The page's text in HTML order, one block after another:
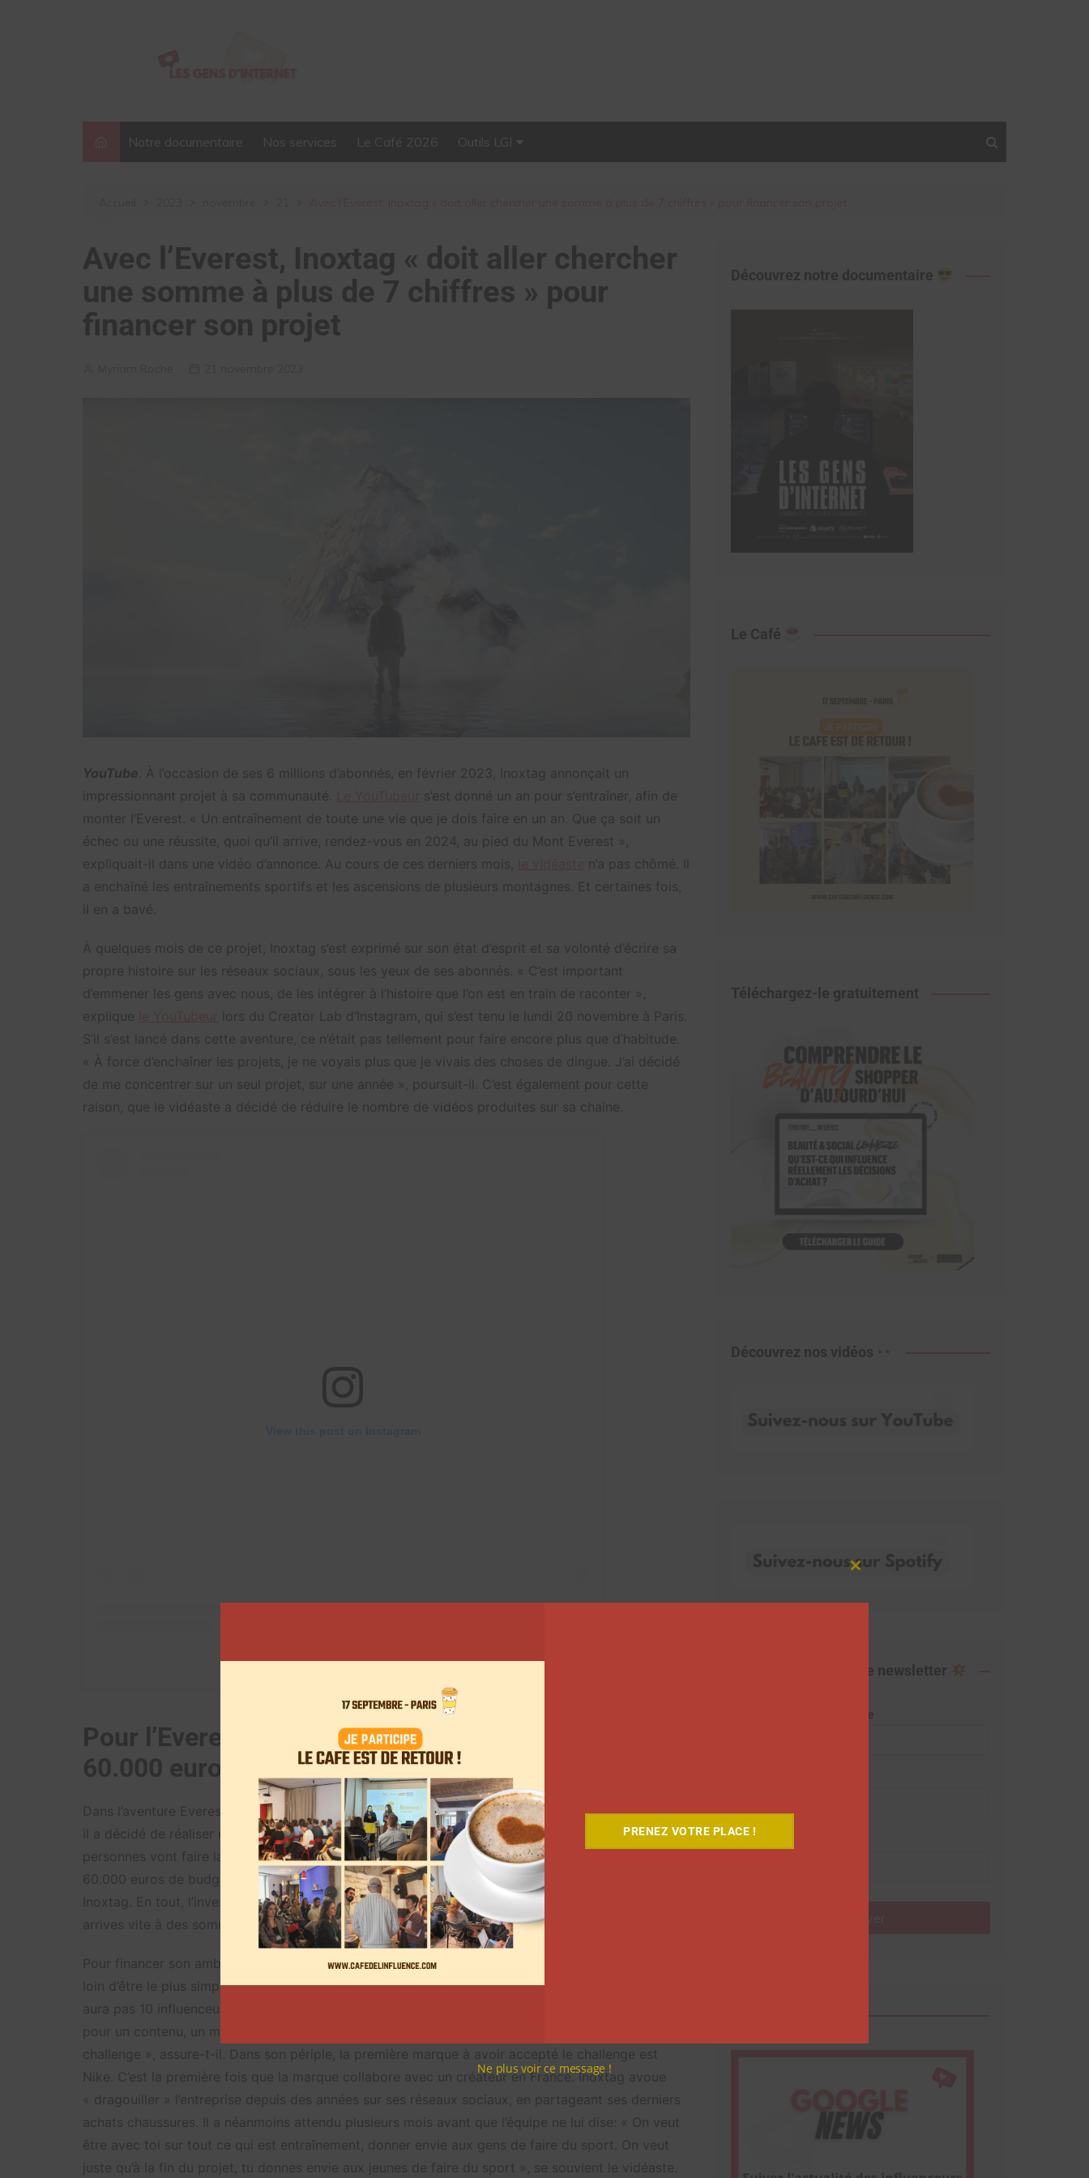
Notre documentaire Nos services Le Café 2026 Outils LGI
Avec l’Everest, Inoxtag « doit aller chercher
une somme à plus de 7 chiffres » pour
financer son projet
YouTube . À l’occasion de ses 6 millions d’abonnés, en février 2023, Inoxtag annonçait un
impressionnant projet à sa communauté.
s’est donné un an pour s’entraîner, afin de
monter l’Everest. « Un entraînement de toute une vie que je dois faire en un an. Que ça soit un
échec ou une réussite, quoi qu’il arrive, rendez-vous en 2024, au pied du Mont Everest »,
expliquait-il dans une vidéo d’annonce. Au cours de ces derniers mois,
n’a pas chômé. Il
a enchaîné les entraînements sportifs et les ascensions de plusieurs montagnes. Et certaines fois,
il en a bavé.
À quelques mois de ce projet, Inoxtag s’est exprimé sur son état d’esprit et sa volonté d’écrire sa
propre histoire sur les réseaux sociaux, sous les yeux de ses abonnés. « C’est important
d’emmener les gens avec nous, de les intégrer à l’histoire que l’on est en train de raconter »,
explique
lors du Creator Lab d’Instagram, qui s’est tenu le lundi 20 novembre à Paris.
S’il s’est lancé dans cette aventure, ce n’était pas tellement pour faire encore plus que d’habitude.
« À force d’enchaîner les projets, je ne voyais plus que je vivais des choses de dingue. J’ai décidé
de me concentrer sur un seul projet, sur une année », poursuit-il. C’est également pour cette
raison, que le vidéaste a décidé de réduire le nombre de vidéos produites sur sa chaîne.
A post shared by Inoxtag (@inoxtag)
Pour l’Everest, il faut compter entre « 50.000 et
60.000 euros » par personne, selon Inoxtag
Dans l’aventure Everest, Inoxtag a vu les choses en grand. Pour emmener sa communauté avec lui,
il a décidé de réaliser un documentaire sur sa préparation et sur son ascension. Une dizaine de
personnes vont faire la montée à ses côtés. «Par personne, il faut compter entre 50.000 et
60.000 euros de budget. Là, je ne compte pasles équipes de Paris
Inoxtag. En tout, l’investissement pour ce projet est assez spectaculaire. « Pour faire tout ça, tu
arrives vite à des sommes qui dépassent les 7 chiffres », affirme le créateur de contenu.
Pour financer son ambition, Inoxtag et son équipe sont allés démarcher des marques, ce qui est
loin d’être le plus simple. « Là on cherche desfinancements pour une seule vidéo YouTube, où il n’y
aura pas 10 influenceurs, mais seulement un, moi. Je dois aller chercher une somme à 7 chiffres
pour un contenu, un mec et mettre plusieurs marques sur une vidéo YouTube donc c’est un vrai
challenge », assure-t-il.
Dans son périple, la première marque à avoir accepté le challenge est
Nike. C’est la première fois que la marque collabore avec un créateur en France. Inoxtag avoue
« dragouiller » l’entreprise depuis des années sur ses réseaux sociaux, en partageant ses derniers
achats chaussures. Il a néanmoins attendu plusieurs mois avant que l’équipe ne lui dise: « On veut
être avec toi sur tout ce qui est entraînement, donner envie aux gens de faire du sport. On veut
juste qu’à la fin du projet, tu donnes envie aux jeunes de faire du sport », se souvient le vidéaste.
Découvrez notre documentaire
Le Café
Téléchargez-le gratuitement
Découvrez nos vidéos
Abonnez-vous à notre newsletter
Adresse de messagerie
module
PRENEZ VOTRE PLACE !
Ne plus voir ce message !